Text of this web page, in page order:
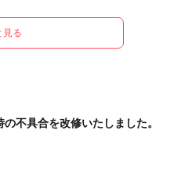
見る
不具合を改修いたしました。